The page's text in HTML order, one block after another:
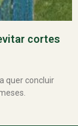
cortes
quer concluir